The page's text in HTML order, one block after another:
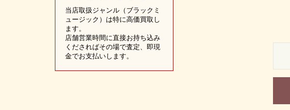
当店取扱ジャンル（ブラックミ
ュージック）は特に高価買取し
ます。
店舗営業時間に直接お持ち込み
くださればその場で査定、即現
金でお支払いします。